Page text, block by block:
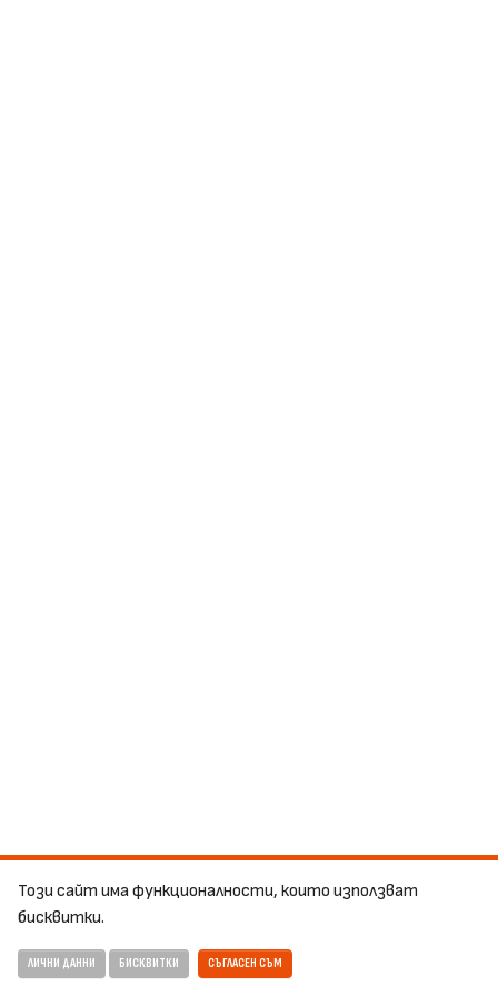
Този сайт има функционалности, които използват
бисквитки.
ЛИЧНИ ДАННИ БИСКВИТКИ СЪГЛАСЕН СЪМ